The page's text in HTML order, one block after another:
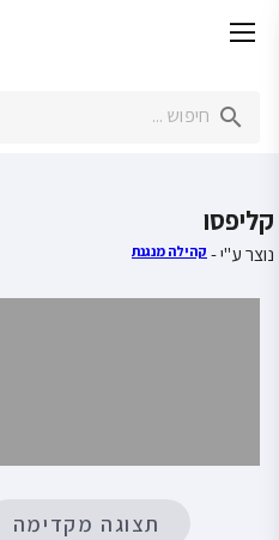
קליפסו
נוצר ע"י - קהילה מנגנת
תצוגה מקדימה